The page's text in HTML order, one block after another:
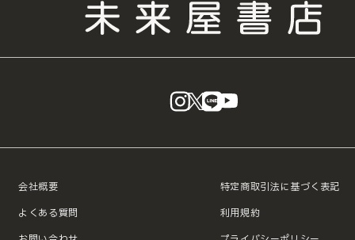
instagram
X LINE
会社概要
よくある質問
特定商取引法に基づく表記
利用規約